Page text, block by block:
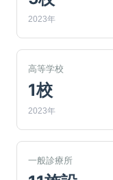
2023年
高等学校
1校
2023年
一般診療所